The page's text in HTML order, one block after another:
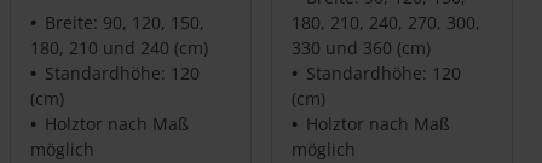
Breite: 90, 120, 150,
180, 210 und 240 (cm)
Standardhöhe: 120
(cm)
Holztor nach Maß
möglich
180, 210, 240, 270, 300,
330 und 360 (cm)
Standardhöhe: 120
(cm)
Holztor nach Maß
möglich